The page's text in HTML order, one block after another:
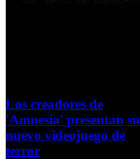
Los creadores de
'Amnesia' presentan su
nuevo videojuego de
terror